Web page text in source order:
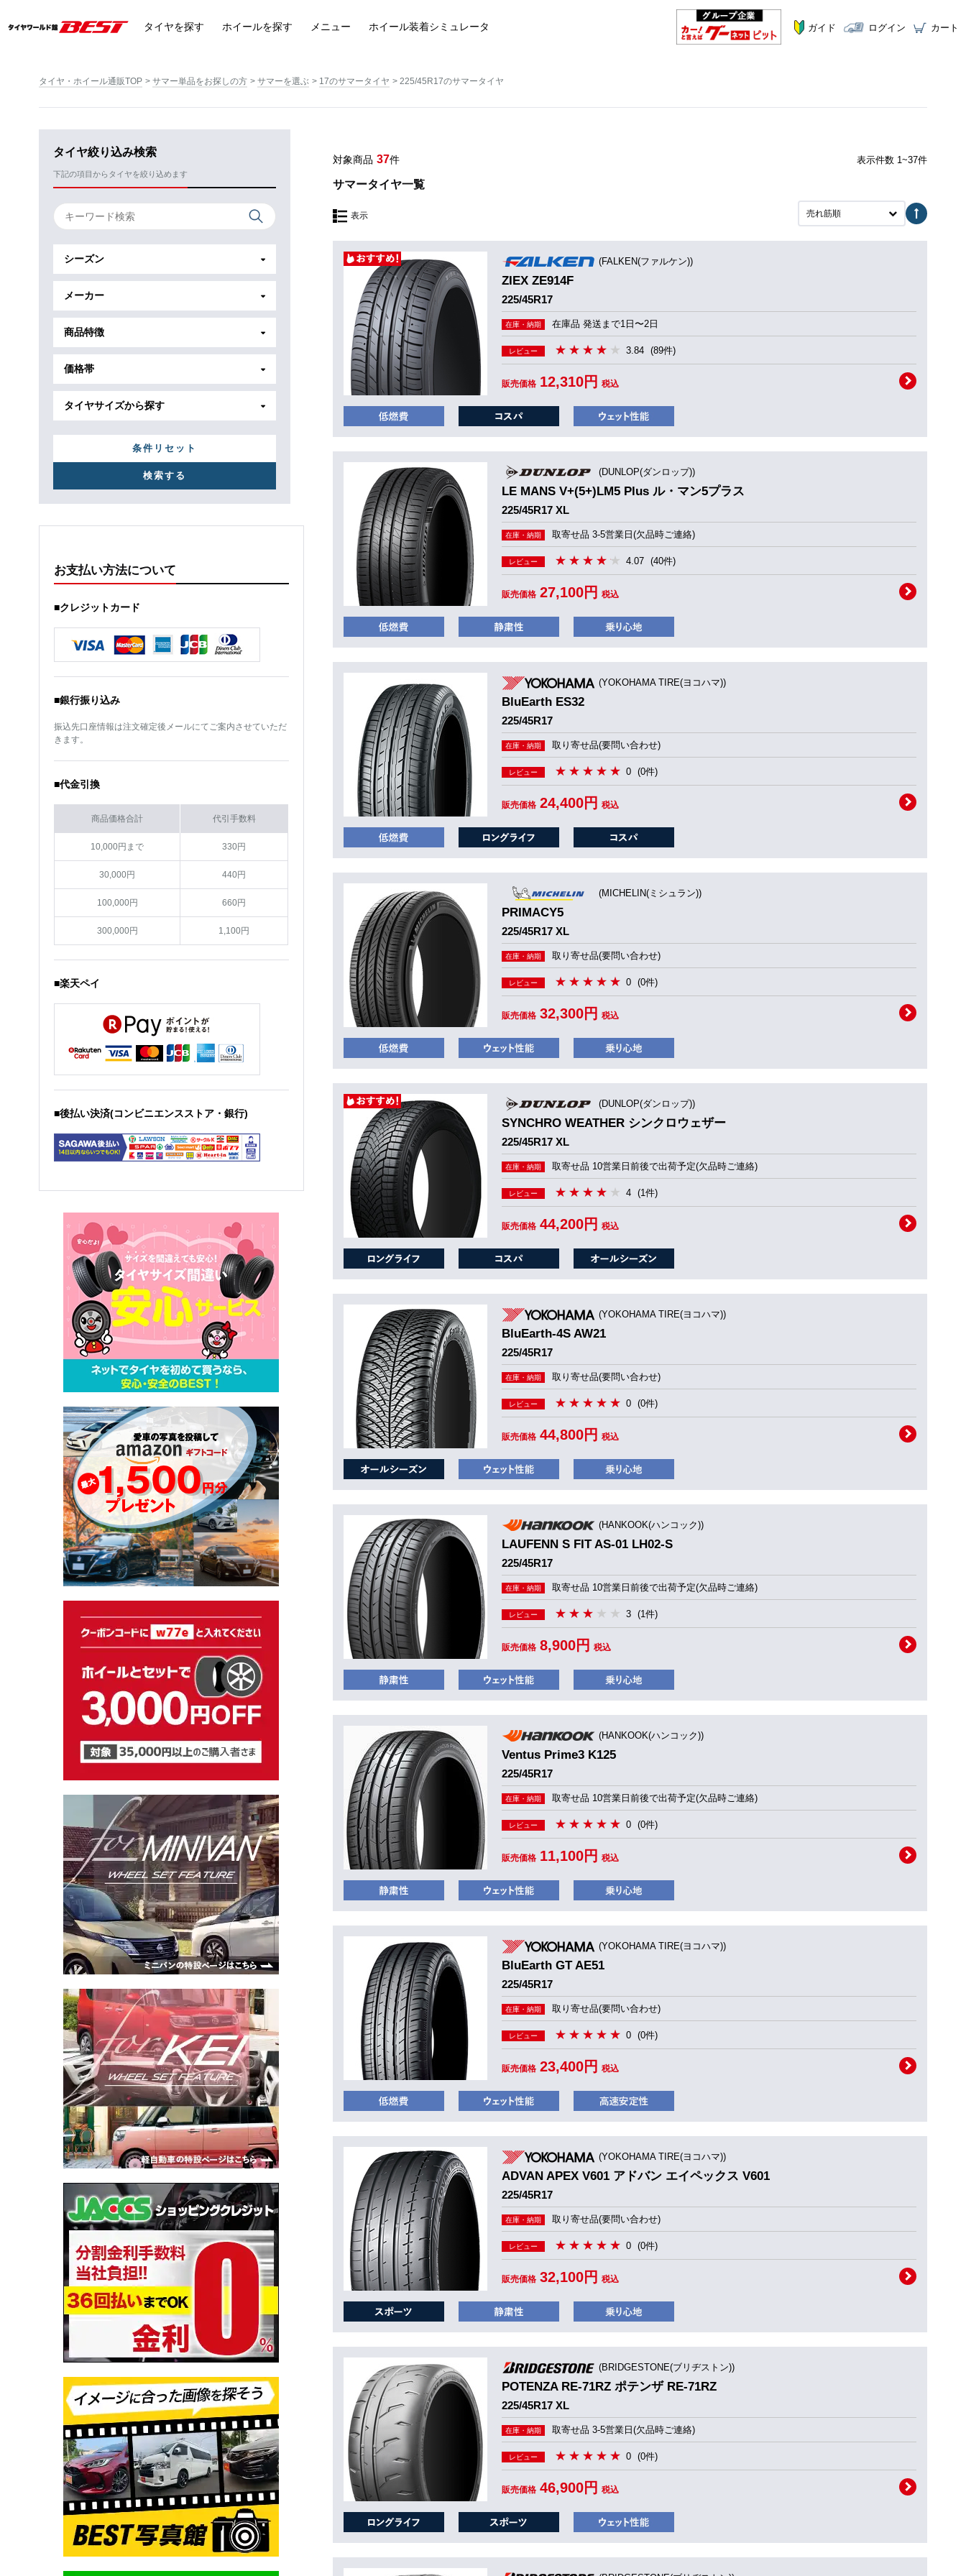
タイヤを探す ホイールを探す メニュー ホイール装着シミュレータ ガイド ログイン カート
タイヤ・ホイール通販TOP サマー単品をお探しの方 サマーを選ぶ 17のサマータイヤ 225/45R17のサマータイヤ
タイヤ絞り込み検索
下記の項目からタイヤを絞り込めます
シーズン
メーカー
商品特徴
価格帯
タイヤサイズから探す
条件リセット
お支払い方法について
■クレジットカード
■銀行振り込み
振込先口座情報は注文確定後メールにてご案内させていただ
きます。
■代金引換
商品価格合計 代引手数料
10,000円まで 330円
30,000円 440円
100,000円 660円
300,000円 1,100円
■楽天ペイ
■後払い決済(コンビニエンスストア・銀行)
対象商品 37件 表示件数 1~37件
サマータイヤ一覧
表示 売れ筋順
(FALKEN(ファルケン))
ZIEX ZE914F
225/45R17
在庫・納期 在庫品 発送まで1日〜2日
レビュー 3.84 (89件)
販売価格 12,310円 税込
(DUNLOP(ダンロップ))
LE MANS V+(5+)LM5 Plus ル・マン5プラス
225/45R17 XL
在庫・納期 取寄せ品 3-5営業日(欠品時ご連絡)
レビュー 4.07 (40件)
販売価格 27,100円 税込
(YOKOHAMA TIRE(ヨコハマ))
BluEarth ES32
225/45R17
在庫・納期 取り寄せ品(要問い合わせ)
レビュー 0 (0件)
販売価格 24,400円 税込
(MICHELIN(ミシュラン))
PRIMACY5
225/45R17 XL
在庫・納期 取り寄せ品(要問い合わせ)
レビュー 0 (0件)
販売価格 32,300円 税込
(DUNLOP(ダンロップ))
SYNCHRO WEATHER シンクロウェザー
225/45R17 XL
在庫・納期 取寄せ品 10営業日前後で出荷予定(欠品時ご連絡)
レビュー 4 (1件)
販売価格 44,200円 税込
(YOKOHAMA TIRE(ヨコハマ))
BluEarth-4S AW21
225/45R17
在庫・納期 取り寄せ品(要問い合わせ)
レビュー 0 (0件)
販売価格 44,800円 税込
(HANKOOK(ハンコック))
LAUFENN S FIT AS-01 LH02-S
225/45R17
在庫・納期 取寄せ品 10営業日前後で出荷予定(欠品時ご連絡)
レビュー 3 (1件)
販売価格 8,900円 税込
(HANKOOK(ハンコック))
Ventus Prime3 K125
225/45R17
在庫・納期 取寄せ品 10営業日前後で出荷予定(欠品時ご連絡)
レビュー 0 (0件)
販売価格 11,100円 税込
(YOKOHAMA TIRE(ヨコハマ))
BluEarth GT AE51
225/45R17
在庫・納期 取り寄せ品(要問い合わせ)
レビュー 0 (0件)
販売価格 23,400円 税込
(YOKOHAMA TIRE(ヨコハマ))
ADVAN APEX V601 アドバン エイペックス V601
225/45R17
在庫・納期 取り寄せ品(要問い合わせ)
レビュー 0 (0件)
販売価格 32,100円 税込
(BRIDGESTONE(ブリヂストン))
POTENZA RE-71RZ ポテンザ RE-71RZ
225/45R17 XL
在庫・納期 取寄せ品 3-5営業日(欠品時ご連絡)
レビュー 0 (0件)
販売価格 46,900円 税込